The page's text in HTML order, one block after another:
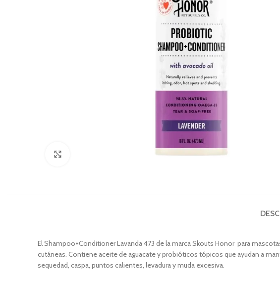
El Shampoo+Conditioner Lavanda 473 de la marca Skouts Honor para
cutáneas. Contiene aceite de aguacate y probióticos tópicos que ayudan a
sequedad, caspa, puntos calientes, levadura y muda excesiva.